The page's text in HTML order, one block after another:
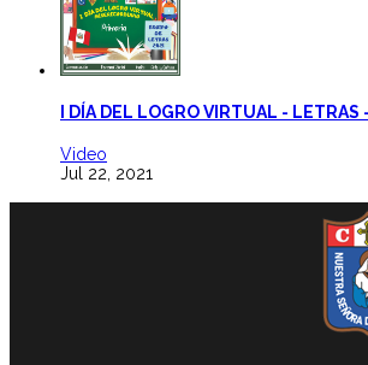
I DÍA DEL LOGRO VIRTUAL - LETRAS
Video
Jul 22, 2021